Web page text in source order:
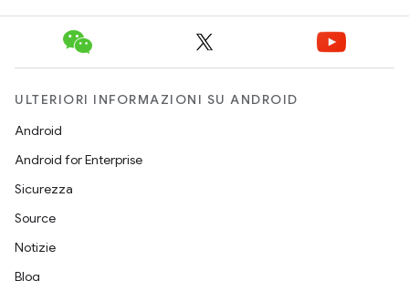
ULTERIORI INFORMAZIONI SU ANDROID
Android
Android for Enterprise
Sicurezza
Source
Notizie
Blog